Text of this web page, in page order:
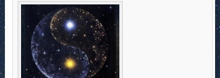
Календарь
на
26.03.2015